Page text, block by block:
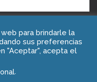
Experts
para brindarle la
sus preferencias
"Aceptar", acepta el
.